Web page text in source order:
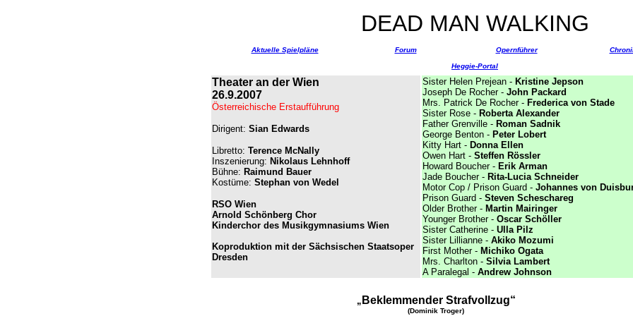
DEAD MAN WALKING
Aktuelle Spielpläne Forum Opernführer
Heggie-Portal
Theater an der Wien
26.9.2007
Österreichische Erstaufführung
Dirigent: Sian Edwards
Libretto: Terence McNally
Inszenierung: Nikolaus Lehnhoff
Bühne: Raimund Bauer
Kostüme: Stephan von Wedel
RSO Wien
Arnold Schönberg Chor
Kinderchor des Musikgymnasiums Wien
Koproduktion mit der Sächsischen Staatsoper
Dresden
Sister Helen Prejean - Kristine Jepson
Joseph De Rocher - John Packard
Mrs. Patrick De Rocher - Frederica von Stade
Sister Rose - Roberta Alexander
Father Grenville - Roman Sadnik
George Benton - Peter Lobert
Kitty Hart - Donna Ellen
Owen Hart - Steffen Rössler
Howard Boucher - Erik Arman
Jade Boucher - Rita-Lucia Schneider
Motor Cop / Prison Guard - Johannes von
Prison Guard - Steven Scheschareg
Older Brother - Martin Mairinger
Younger Brother - Oscar Schöller
Sister Catherine - Ulla Pilz
Sister Lillianne - Akiko Mozumi
First Mother - Michiko Ogata
Mrs. Charlton - Silvia Lambert
A Paralegal - Andrew Johnson
„ Beklemmender Strafvollzug“
(Dominik Troger)